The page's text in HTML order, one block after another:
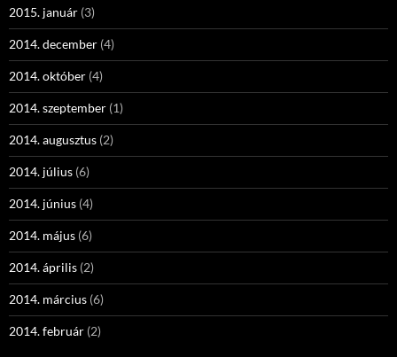
2015. január (3)
2014. december (4)
2014. október (4)
2014. szeptember (1)
2014. augusztus (2)
2014. július (6)
2014. június (4)
2014. május (6)
2014. április (2)
2014. március (6)
2014. február (2)